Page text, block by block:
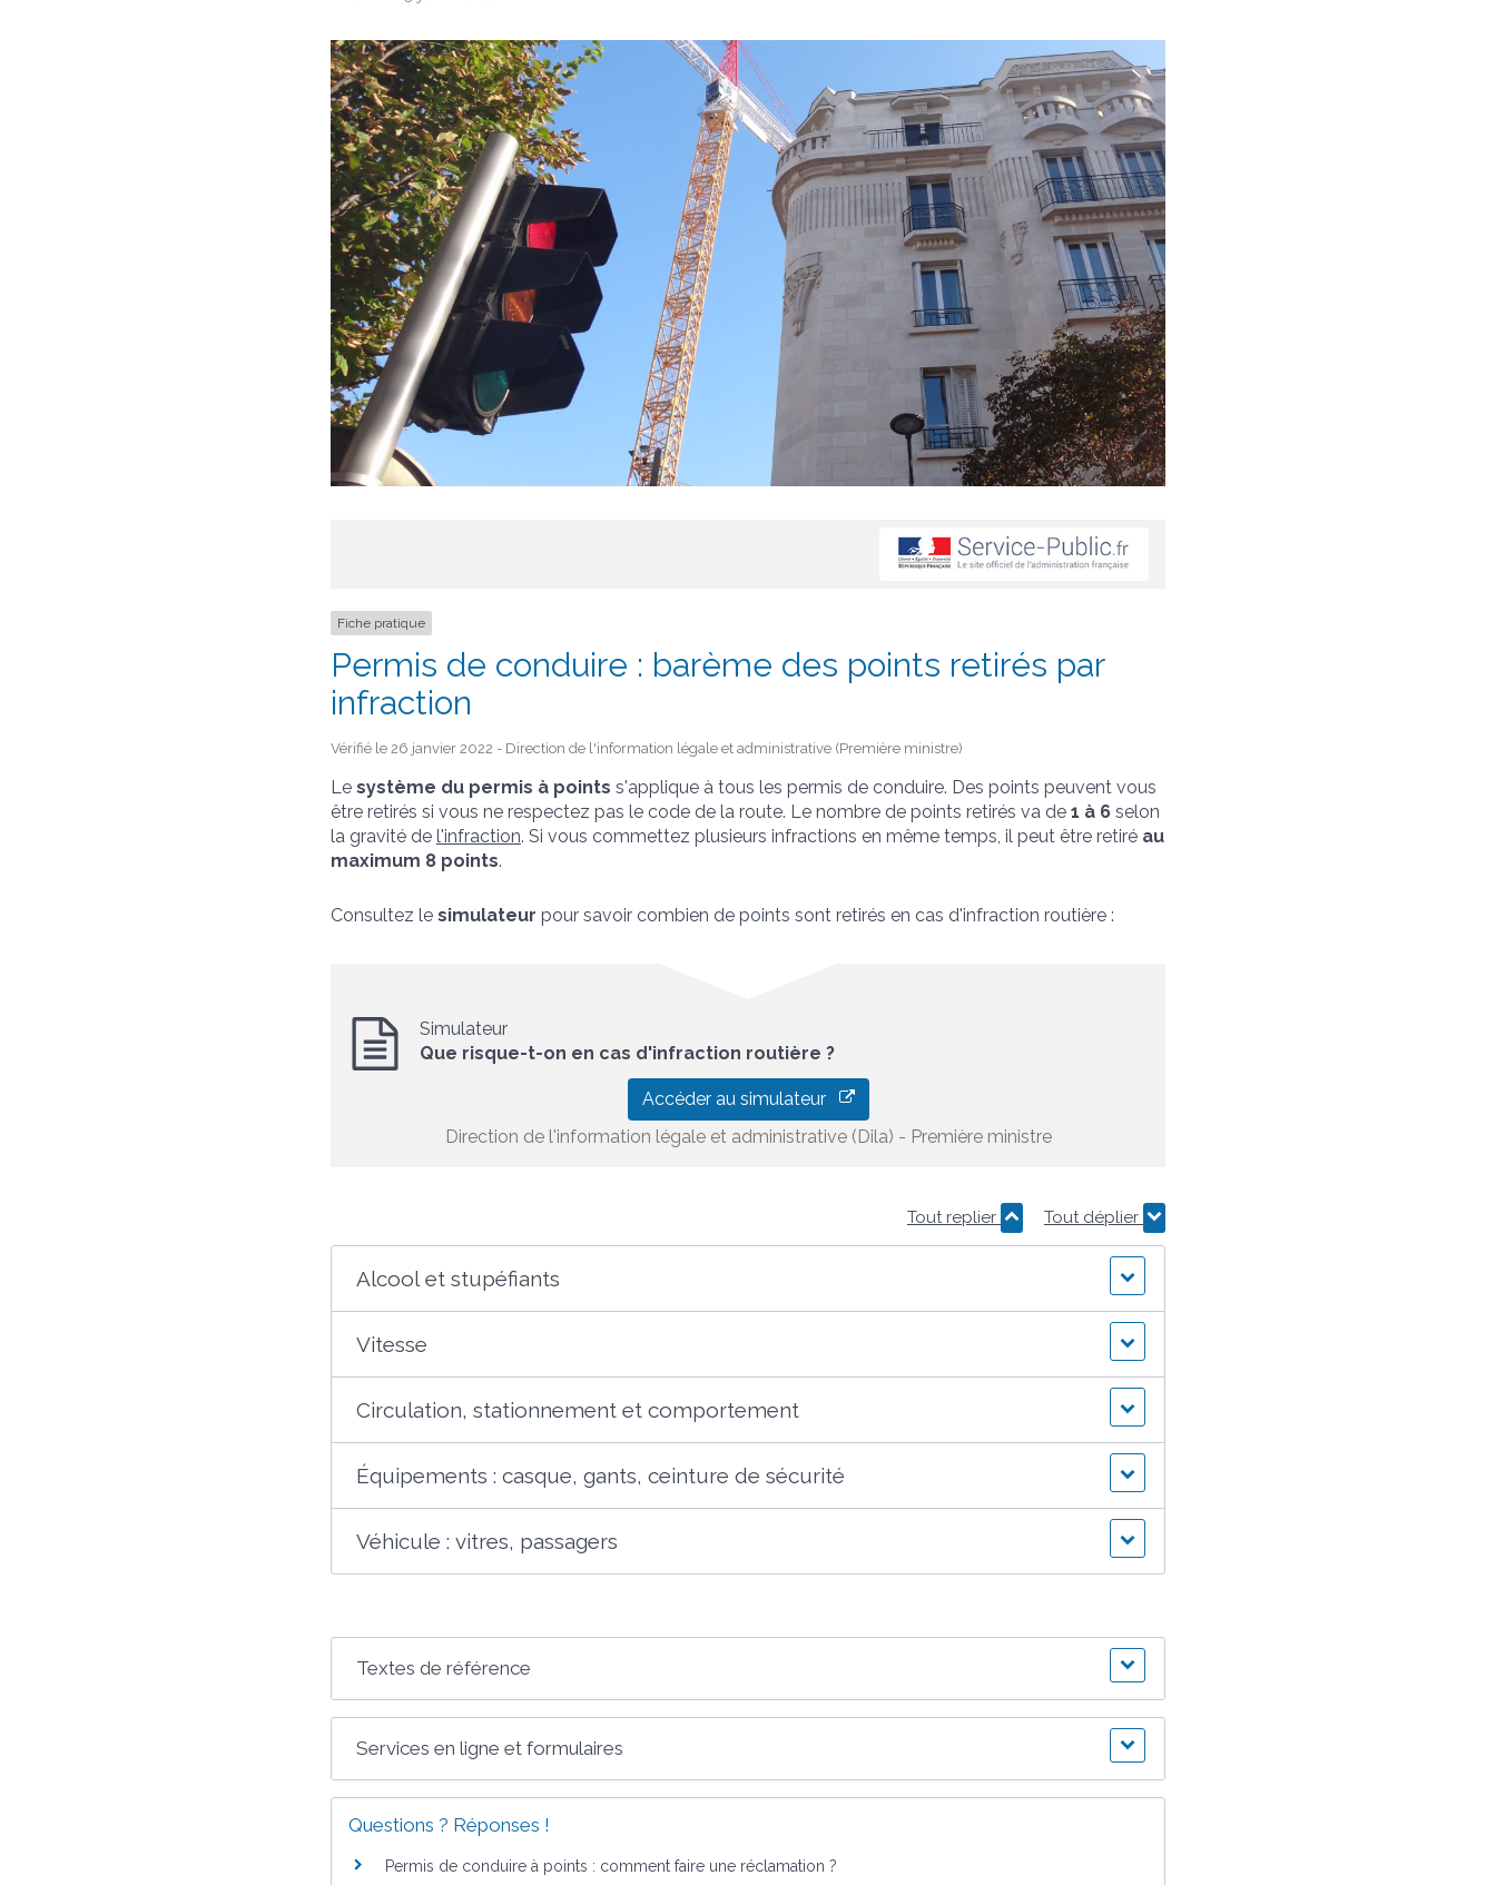
Fiche pratique
Permis de conduire : barème des points retirés par
infraction
Vérifié le 26 janvier 2022 - Direction de l'information légale et administrative (Première ministre)
Le système du permis à points s'applique à tous les permis de conduire. Des points peuvent vous
être retirés si vous ne respectez pas le code de la route. Le nombre de points retirés va de 1 à 6 selon
la gravité de l'infraction. Si vous commettez plusieurs infractions en même temps, il peut être retiré au
maximum 8 points.
Consultez le simulateur pour savoir combien de points sont retirés en cas d'infraction routière :
Simulateur
Que risque-t-on en cas d'infraction routière ?
Accéder au simulateur
Direction de l'information légale et administrative (Dila) - Première ministre
Tout replier Tout déplier
Alcool et stupéfiants
Vitesse
Circulation, stationnement et comportement
Équipements : casque, gants, ceinture de sécurité
Véhicule : vitres, passagers
Textes de référence
Services en ligne et formulaires
Questions ? Réponses !
Permis de conduire à points : comment faire une réclamation ?